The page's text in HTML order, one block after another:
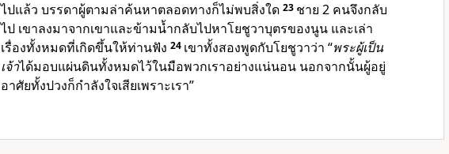
ไปแล้ว บรรดาผู้ตามล่าค้นหาตลอดทางก็ไม่พบสิ่งใด 23 ชาย 2 คนจึงกลับ
ไป เขาลงมาจากเขาและข้ามน้ำกลับไปหาโยชูวาบุตรของนูน และเล่า
เรื่องทั้งหมดที่เกิดขึ้นให้ท่านฟัง 24 เขาทั้งสองพูดกับโยชูวาว่า “พระผู้เป็น
เจ้าได้มอบแผ่นดินทั้งหมดไว้ในมือพวกเราอย่างแน่นอน นอกจากนั้นผู้อยู่
อาศัยทั้งปวงก็กำลังใจเสียเพราะเรา”